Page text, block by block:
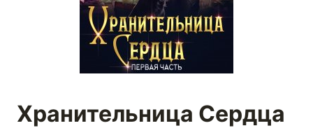
Хранительница Сердца